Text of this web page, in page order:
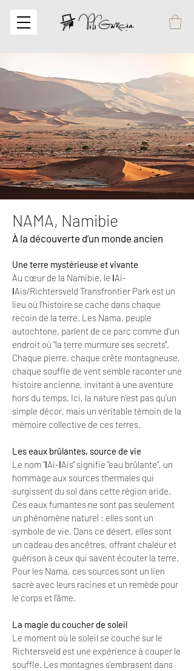
NAMA, Namibie
À la découverte d’un monde ancien
Une terre mystérieuse et vivante
Au cœur de la Namibie, le ǀAi-
ǀAis/Richtersveld Transfrontier Park est un
lieu où l’histoire se cache dans chaque
recoin de la terre. Les Nama, peuple
autochtone, parlent de ce parc comme d’un
endroit où "la terre murmure ses secrets".
Chaque pierre, chaque crête montagneuse,
chaque souffle de vent semble raconter une
histoire ancienne, invitant à une aventure
hors du temps. Ici, la nature n’est pas qu’un
simple décor, mais un véritable témoin de la
mémoire collective de ces terres.
Les eaux brûlantes, source de vie
Le nom "ǀAi-ǀAis" signifie "eau brûlante", un
hommage aux sources thermales qui
surgissent du sol dans cette région aride.
Ces eaux fumantes ne sont pas seulement
un phénomène naturel : elles sont un
symbole de vie. Dans ce désert, elles sont
un cadeau des ancêtres, offrant chaleur et
guérison à ceux qui savent écouter la terre.
Pour les Nama, ces sources sont un lien
sacré avec leurs racines et un remède pour
le corps et l’âme.
La magie du coucher de soleil
Le moment où le soleil se couche sur le
Richtersveld est une expérience à couper le
souffle. Les montagnes s’embrasent dans